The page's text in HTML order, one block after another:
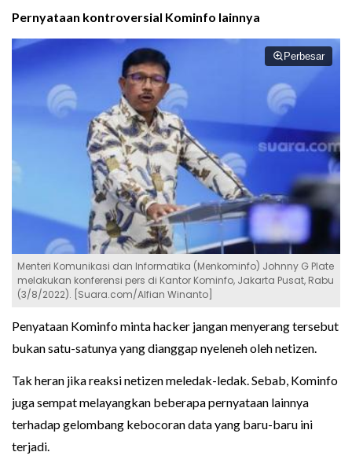
Pernyataan kontroversial Kominfo lainnya
Perbesar
Menteri Komunikasi dan Informatika (Menkominfo) Johnny G Plate
melakukan konferensi pers di Kantor Kominfo, Jakarta Pusat, Rabu
(3/8/2022). [Suara.com/Alfian Winanto]
Penyataan Kominfo minta hacker jangan menyerang tersebut
bukan satu-satunya yang dianggap nyeleneh oleh netizen.
Tak heran jika reaksi netizen meledak-ledak. Sebab, Kominfo
juga sempat melayangkan beberapa pernyataan lainnya
terhadap gelombang kebocoran data yang baru-baru ini
terjadi.